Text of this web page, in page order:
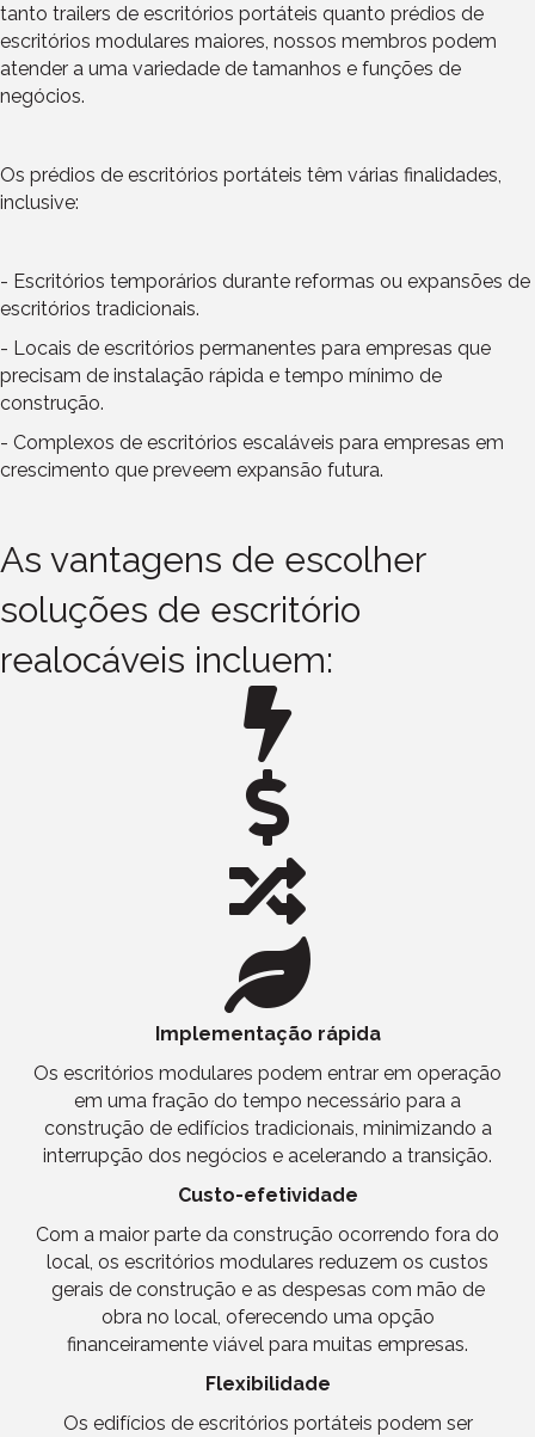
tanto trailers de escritórios portáteis quanto prédios de
escritórios modulares maiores, nossos membros podem
atender a uma variedade de tamanhos e funções de
negócios.
Os prédios de escritórios portáteis têm várias finalidades,
inclusive:
- Escritórios temporários durante reformas ou expansões de
escritórios tradicionais.
- Locais de escritórios permanentes para empresas que
precisam de instalação rápida e tempo mínimo de
construção.
- Complexos de escritórios escaláveis para empresas em
crescimento que preveem expansão futura.
As vantagens de escolher
soluções de escritório
realocáveis incluem:
Implementação rápida
Os escritórios modulares podem entrar em operação
em uma fração do tempo necessário para a
construção de edifícios tradicionais, minimizando a
interrupção dos negócios e acelerando a transição.
Custo-efetividade
Com a maior parte da construção ocorrendo fora do
local, os escritórios modulares reduzem os custos
gerais de construção e as despesas com mão de
obra no local, oferecendo uma opção
financeiramente viável para muitas empresas.
Flexibilidade
Os edifícios de escritórios portáteis podem ser